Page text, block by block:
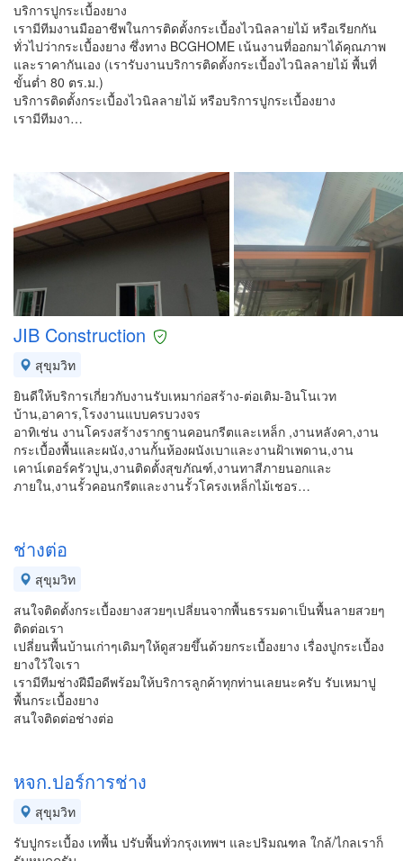
บริการปูกระเบื้องยาง
เรามีทีมงานมืออาชีพในการติดตั้งกระเบื้องไวนิลลายไม้ หรือเรียกกัน
ทั่วไปว่ากระเบื้องยาง ซึ่งทาง BCGHOME เน้นงานที่ออกมาได้คุณภาพ
และราคากันเอง (เรารับงานบริการติดตั้งกระเบื้องไวนิลลายไม้ พื้นที่
ขั้นต่ำ 80 ตร.ม.)
บริการติดตั้งกระเบื้องไวนิลลายไม้ หรือบริการปูกระเบื้องยาง
เรามีทีมงา…
JIB Construction
สุขุมวิท
ยินดีให้บริการเกี่ยวกับงานรับเหมาก่อสร้าง-ต่อเติม-อินโนเวท
บ้าน,อาคาร,โรงงานแบบครบวงจร
อาทิเช่น งานโครงสร้างรากฐานคอนกรีตและเหล็ก ,งานหลังคา,งาน
กระเบื้องพื้นและผนัง,งานกั้นห้องผนังเบาและงานฝ้าเพดาน,งาน
เคาน์เตอร์ครัวปูน,งานติดตั้งสุขภัณฑ์,งานทาสีภายนอกและ
ภายใน,งานรั้วคอนกรีตและงานรั้วโครงเหล็กไม้เชอร…
ช่างต่อ
สุขุมวิท
สนใจติดตั้งกระเบื้องยางสวยๆเปลี่ยนจากพื้นธรรมดาเป็นพื้นลายสวยๆ
ติดต่อเรา
เปลี่ยนพื้นบ้านเก่าๆเดิมๆให้ดูสวยขึ้นด้วยกระเบื้องยาง เรื่องปูกระเบื้อง
ยางใว้ใจเรา
เรามีทีมช่างฝีมือดีพร้อมให้บริการลูกค้าทุกท่านเลยนะครับ รับเหมาปู
พื้นกระเบื้องยาง
สนใจติดต่อช่างต่อ
หจก.ปอร์การช่าง
สุขุมวิท
รับปูกระเบื้อง เทพื้น ปรับพื้นทั่วกรุงเทพฯ และปริมณฑล ใกล้/ไกลเราก็